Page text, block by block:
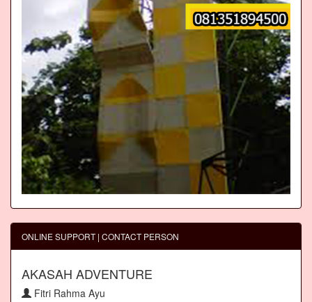
ONLINE SUPPORT | CONTACT PERSON
AKASAH ADVENTURE
Fitri Rahma Ayu